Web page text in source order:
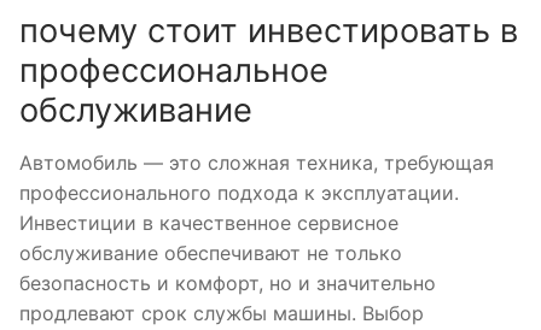
почему стоит инвестировать в
профессиональное
обслуживание
Автомобиль — это сложная техника, требующая
профессионального подхода к эксплуатации.
Инвестиции в качественное сервисное
обслуживание обеспечивают не только
безопасность и комфорт, но и значительно
продлевают срок службы машины. Выбор